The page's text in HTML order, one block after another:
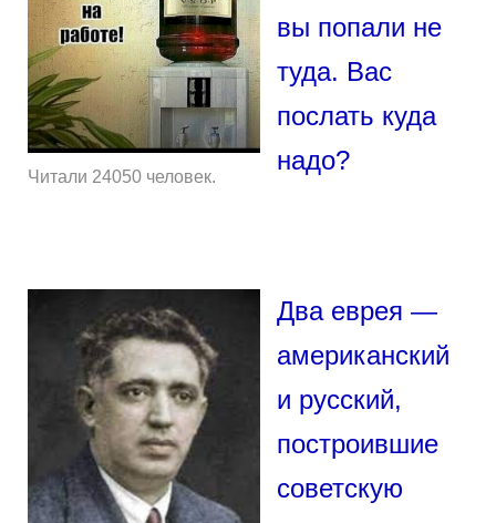
Читали 24050 человек.
вы попали не
туда. Вас
послать куда
надо?
Два еврея —
американский
и русский,
построившие
советскую